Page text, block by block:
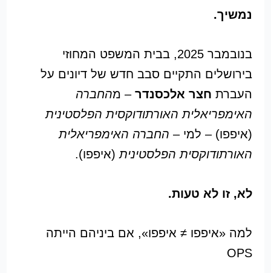
נמשיך.
בנובמבר 2025, בבית המשפט המחוזי
בירושלים התקיים סבב חדש של דיונים על
העברת חצר אלכסנדר– מהחברה
האימפריאלית האורתודוקסית הפלסטינית
(איפפו) – למי – החברה האימפריאלית
האורתודוקסית הפלסטינית(איפפו).
לא, זו לא טעות.
למה «איפפו ≠ איפפו», אם ביניהם הייתה
OPS